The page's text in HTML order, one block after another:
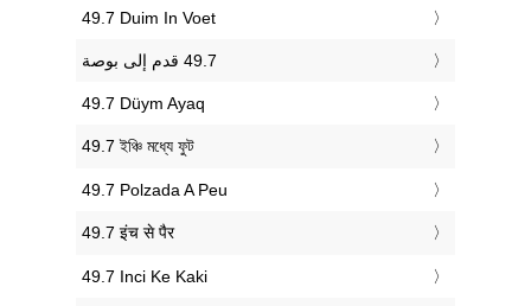
‎49.7 Duim In Voet
‎49.7 Düym Ayaq
‎49.7 ইঞ্চি মধ্যে ফুট
‎49.7 Polzada A Peu
‎49.7 इंच से पैर
‎49.7 Inci Ke Kaki